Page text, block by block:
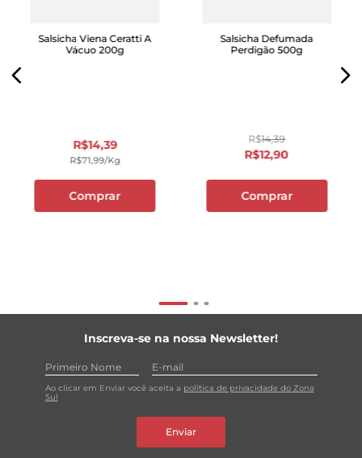
Salsicha Viena Ceratti A
Vácuo 200g
R$14,39
R$71,99/kg
Comprar
Salsicha Defumada
Perdigão 500g
R$14,39
R$12,90
Comprar
Inscreva-se na nossa Newsletter!
Ao clicar em Enviar você aceita a política de privacidade do Zona
Sul
Enviar